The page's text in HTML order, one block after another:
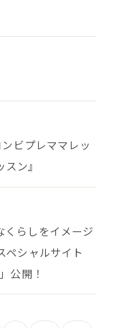
ビプレママレッ
ン』
くらしをイメージ
ペシャルサイト
公開！